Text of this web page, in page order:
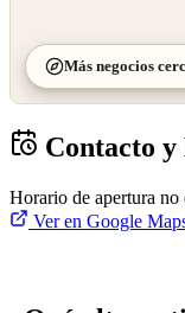
Más negocios
Contacto
Horario de apertura no
Ver en Google